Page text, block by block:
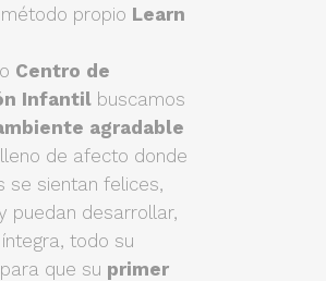
propio Learn
Centro de
Infantil buscamos
agradable
de afecto donde
se sientan felices,
puedan desarrollar,
todo su
que su primer